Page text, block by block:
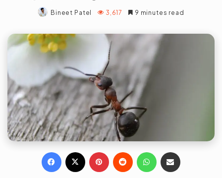
Bineet Patel 3,617 9 minutes read
Facebook Pinterest
Reddit WhatsApp